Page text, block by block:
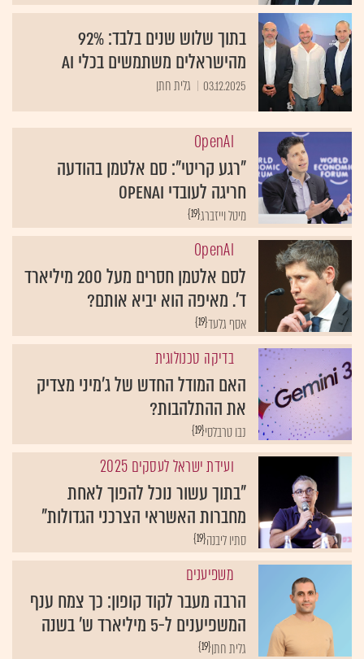
בתוך שלוש שנים בלבד: 92%
מהישראלים משתמשים בכלי AI
03.12.2025 גלית חתן
OpenAI
"רגע קריטי": סם אלטמן בהודעה
חריגה לעובדי OpenAI
{19}מיטל וייזברג
OpenAI
לסם אלטמן חסרים מעל 200 מיליארד
ד'. מאיפה הוא יביא אותם?
{19}אסף גלעד
בדיקה טכנולוגית
האם המודל החדש של ג'מיני מצדיק
את ההתלהבות?
{19}נבו טרבלסי
ועידת ישראל לעסקים 2025
"בתוך עשור נוכל להפוך לאחת
מחברות האשראי הצרכני הגדולות"
{19}סתיו ליבנה
משפיענים
הרבה מעבר לקוד קופון: כך צמח ענף
המשפיענים ל-5 מיליארד ש' בשנה
{19}גלית חתן